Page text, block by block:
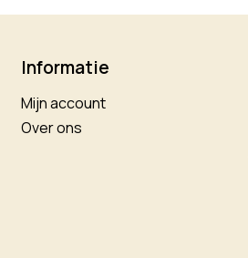
Informatie
Mijn account
Over ons